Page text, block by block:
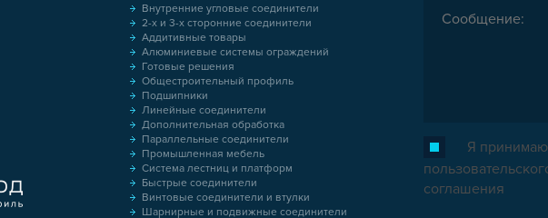
Я
соглашения
Внутренние угловые соединители
2-х и 3-х сторонние соединители
Аддитивные товары
Алюминиевые системы ограждений
Готовые решения
Общестроительный профиль
Подшипники
Линейные соединители
Дополнительная обработка
Параллельные соединители
Промышленная мебель
Система лестниц и платформ
Быстрые соединители
Винтовые соединители и втулки
Шарнирные и подвижные соединители